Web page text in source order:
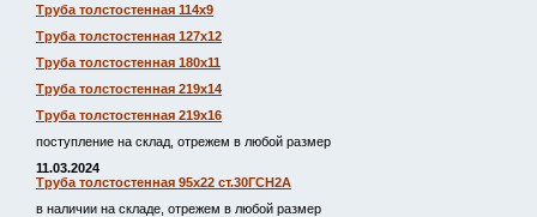
Труба толстостенная 114х9
Труба толстостенная 127х12
Труба толстостенная 180х11
Труба толстостенная 219х14
Труба толстостенная 219х16
поступление на склад, отрежем в любой размер
11.03.2024
Труба толстостенная 95х22 ст.30ГСН2А
в наличии на складе, отрежем в любой размер